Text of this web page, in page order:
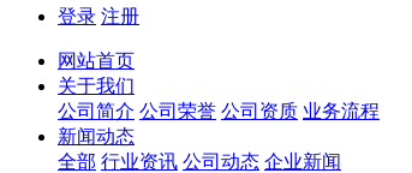
登录 注册
网站首页
关于我们
公司简介 公司荣誉 公司资质 业务流程
新闻动态
全部 行业资讯 公司动态 企业新闻